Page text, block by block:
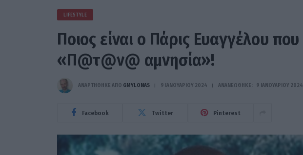
LIFESTYLE
Ποιος είναι ο Πάρις Ευαγγέλου
«Π@τ@ν@ αμνησία»!
ΑΝΑΡΤΗΘΗΚΕ ΑΠΟ GMYLONAS 9 ΙΑΝΟΥΑΡΊΟΥ 2024 ΑΝΑΝΕΏΘΗΚΕ: 9 ΙΑΝΟΥΑΡΊΟΥ 2024
Facebook Twitter Pinterest